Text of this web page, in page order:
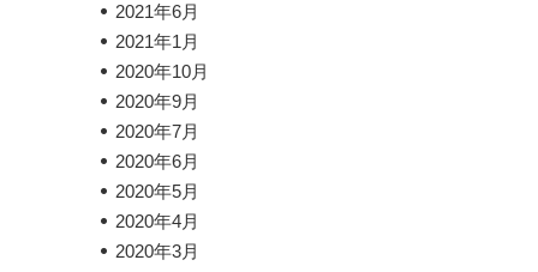
2021年6月
2021年1月
2020年10月
2020年9月
2020年7月
2020年6月
2020年5月
2020年4月
2020年3月